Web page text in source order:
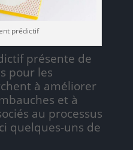
prédictif
présente de
pour les
à améliorer
et à
au processus
quelques-uns de